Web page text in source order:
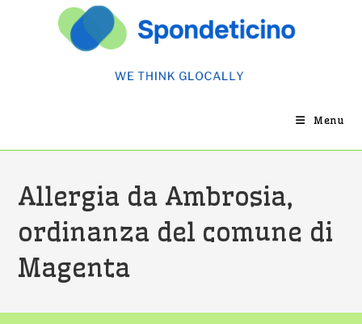
Menu
Allergia da Ambrosia,
ordinanza del comune di
Magenta